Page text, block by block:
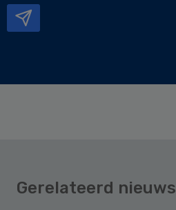
Gerelateerd nieuws